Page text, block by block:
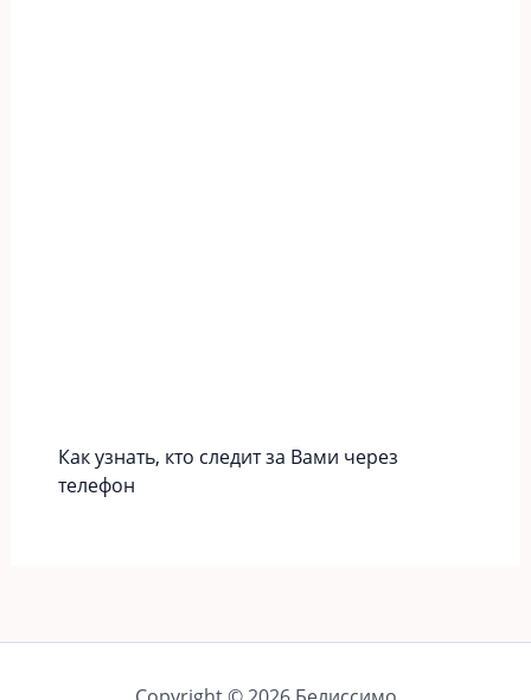
Как узнать, кто следит за Вами через
телефон